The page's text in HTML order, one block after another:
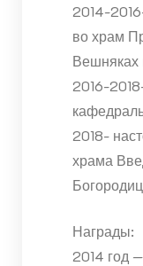
2014-
во храм
Вешняках
2016-
2018-
храма
Награды:
2014 год